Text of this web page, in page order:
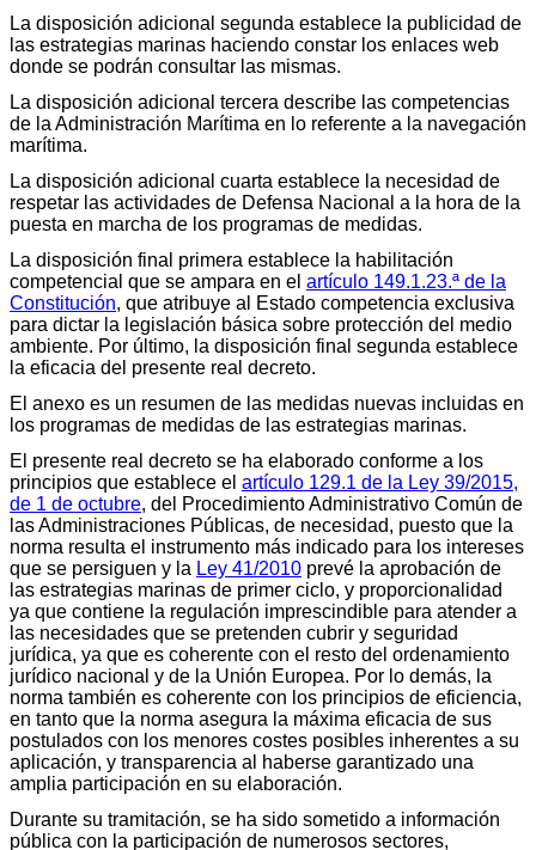
La disposición adicional segunda establece la publicidad de
las estrategias marinas haciendo constar los enlaces web
donde se podrán consultar las mismas.
La disposición adicional tercera describe las competencias
de la Administración Marítima en lo referente a la navegación
marítima.
La disposición adicional cuarta establece la necesidad de
respetar las actividades de Defensa Nacional a la hora de la
puesta en marcha de los programas de medidas.
La disposición final primera establece la habilitación
competencial que se ampara en el artículo 149.1.23.ª de la
Constitución, que atribuye al Estado competencia exclusiva
para dictar la legislación básica sobre protección del medio
ambiente. Por último, la disposición final segunda establece
la eficacia del presente real decreto.
El anexo es un resumen de las medidas nuevas incluidas en
los programas de medidas de las estrategias marinas.
El presente real decreto se ha elaborado conforme a los
principios que establece el artículo 129.1 de la Ley 39/2015,
de 1 de octubre, del Procedimiento Administrativo Común de
las Administraciones Públicas, de necesidad, puesto que la
norma resulta el instrumento más indicado para los intereses
que se persiguen y la Ley 41/2010 prevé la aprobación de
las estrategias marinas de primer ciclo, y proporcionalidad
ya que contiene la regulación imprescindible para atender a
las necesidades que se pretenden cubrir y seguridad
jurídica, ya que es coherente con el resto del ordenamiento
jurídico nacional y de la Unión Europea. Por lo demás, la
norma también es coherente con los principios de eficiencia,
en tanto que la norma asegura la máxima eficacia de sus
postulados con los menores costes posibles inherentes a su
aplicación, y transparencia al haberse garantizado una
amplia participación en su elaboración.
Durante su tramitación, se ha sido sometido a información
pública con la participación de numerosos sectores,